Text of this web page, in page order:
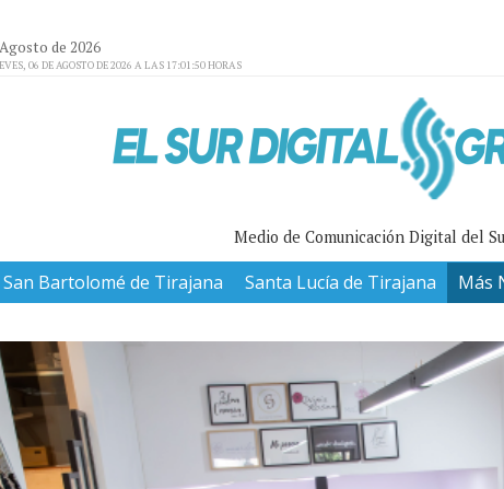
de 2026
06 DE AGOSTO DE 2026 A LAS 17:01:50 HORAS
Medio de Comunicación Digital del
San Bartolomé de Tirajana Santa Lucía de Tirajana Más